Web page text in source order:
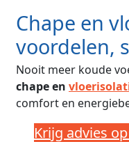
Chape en
voordelen,
Nooit meer koude
chape en
comfort en
Krijg advies